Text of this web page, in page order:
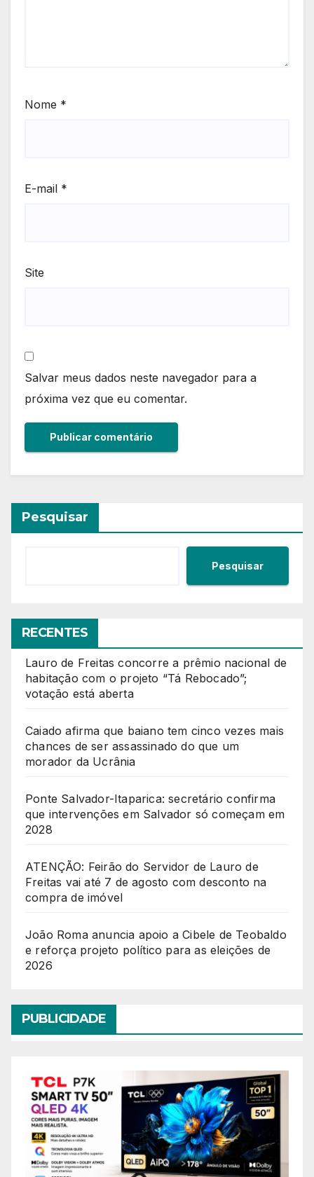
Nome *
E-mail *
Site
Salvar meus dados neste navegador para a
próxima vez que eu comentar.
Pesquisar
Pesquisar
RECENTES
Lauro de Freitas concorre a prêmio nacional de
habitação com o projeto “Tá Rebocado”;
votação está aberta
Caiado afirma que baiano tem cinco vezes mais
chances de ser assassinado do que um
morador da Ucrânia
Ponte Salvador-Itaparica: secretário confirma
que intervenções em Salvador só começam em
2028
ATENÇÃO: Feirão do Servidor de Lauro de
Freitas vai até 7 de agosto com desconto na
compra de imóvel
João Roma anuncia apoio a Cibele de Teobaldo
e reforça projeto político para as eleições de
2026
PUBLICIDADE